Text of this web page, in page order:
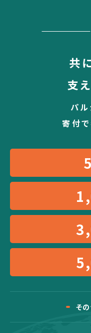
共
支
パ
寄付
そ